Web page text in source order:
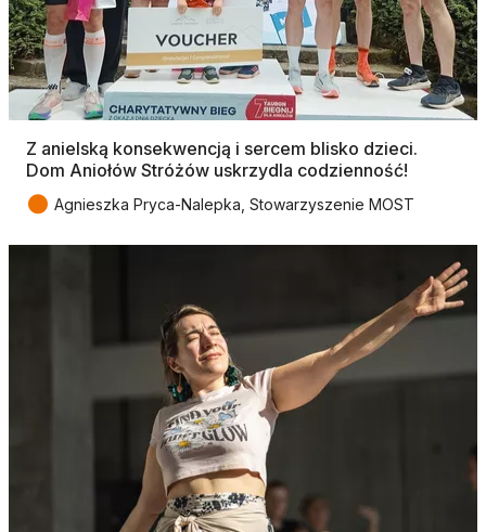
Z anielską konsekwencją i sercem blisko dzieci.
Dom Aniołów Stróżów uskrzydla codzienność!
● Agnieszka Pryca-Nalepka, Stowarzyszenie MOST